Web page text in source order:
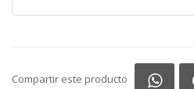
Compartir este producto